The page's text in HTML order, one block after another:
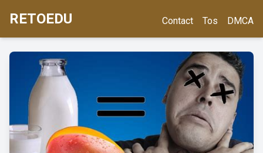
RETOEDU Contact Tos DMCA